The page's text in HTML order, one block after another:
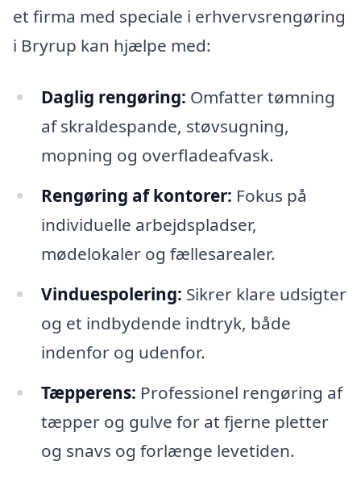
et firma med speciale i erhvervsrengøring
i Bryrup kan hjælpe med:
Daglig rengøring: Omfatter tømning
af skraldespande, støvsugning,
mopning og overfladeafvask.
Rengøring af kontorer: Fokus på
individuelle arbejdspladser,
mødelokaler og fællesarealer.
Vinduespolering: Sikrer klare udsigter
og et indbydende indtryk, både
indenfor og udenfor.
Tæpperens: Professionel rengøring af
tæpper og gulve for at fjerne pletter
og snavs og forlænge levetiden.